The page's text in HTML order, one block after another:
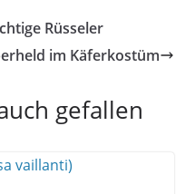
Rüsseler
im Käferkostüm
gefallen